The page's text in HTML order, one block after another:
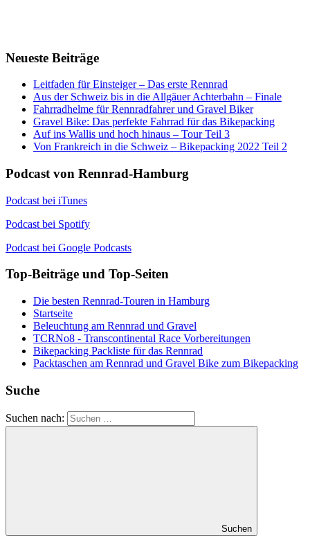
Neueste Beiträge
Leitfaden für Einsteiger – Das erste Rennrad
Aus der Schweiz bis in die Allgäuer Achterbahn – Finale
Fahrradhelme für Rennradfahrer und Gravel Biker
Gravel Bike: Das perfekte Fahrrad für das Bikepacking
Auf ins Wallis und hoch hinaus – Tour Teil 3
Von Frankreich in die Schweiz – Bikepacking 2022 Teil 2
Podcast von Rennrad-Hamburg
Podcast bei iTunes
Podcast bei Spotify
Podcast bei Google Podcasts
Top-Beiträge und Top-Seiten
Die besten Rennrad-Touren in Hamburg
Startseite
Beleuchtung am Rennrad und Gravel
TCRNo8 - Transcontinental Race Vorbereitungen
Bikepacking Packliste für das Rennrad
Packtaschen am Rennrad und Gravel Bike zum Bikepacking
Suche
Suchen nach:
Suchen